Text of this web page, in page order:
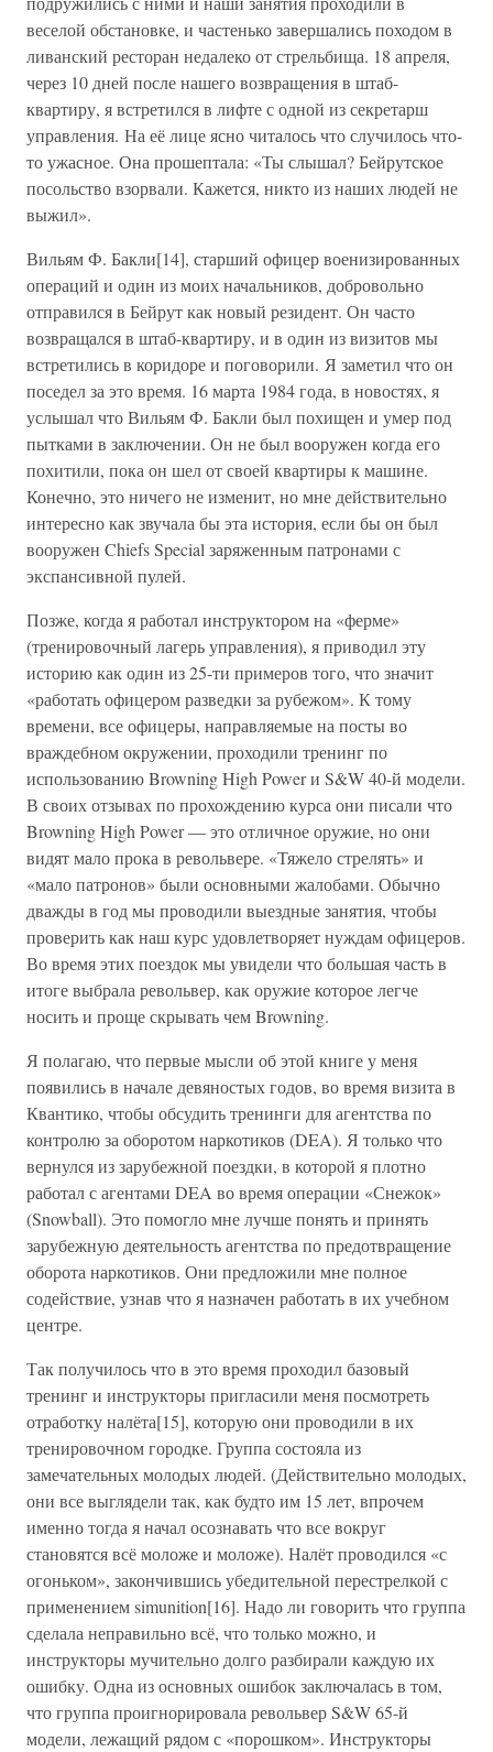
веселой обстановке, и частенько завершались походом в
ливанский ресторан недалеко от стрельбища. 18 апреля,
через 10 дней после нашего возвращения в штаб-
квартиру, я встретился в лифте с одной из секретарш
управления. На её лице ясно читалось что случилось что-
то ужасное. Она прошептала: «Ты слышал? Бейрутское
посольство взорвали. Кажется, никто из наших людей не
выжил».
Вильям Ф. Бакли[14], старший офицер военизированных
операций и один из моих начальников, добровольно
отправился в Бейрут как новый резидент. Он часто
возвращался в штаб-квартиру, и в один из визитов мы
встретились в коридоре и поговорили. Я заметил что он
поседел за это время. 16 марта 1984 года, в новостях, я
услышал что Вильям Ф. Бакли был похищен и умер под
пытками в заключении. Он не был вооружен когда его
похитили, пока он шел от своей квартиры к машине.
Конечно, это ничего не изменит, но мне действительно
интересно как звучала бы эта история, если бы он был
вооружен Chiefs Special заряженным патронами с
экспансивной пулей.
Позже, когда я работал инструктором на «ферме»
(тренировочный лагерь управления), я приводил эту
историю как один из 25-ти примеров того, что значит
«работать офицером разведки за рубежом». К тому
времени, все офицеры, направляемые на посты во
враждебном окружении, проходили тренинг по
использованию Browning High Power и S&W 40-й модели.
В своих отзывах по прохождению курса они писали что
Browning High Power — это отличное оружие, но они
видят мало прока в револьвере. «Тяжело стрелять» и
«мало патронов» были основными жалобами. Обычно
дважды в год мы проводили выездные занятия, чтобы
проверить как наш курс удовлетворяет нуждам офицеров.
Во время этих поездок мы увидели что большая часть в
итоге выбрала револьвер, как оружие которое легче
носить и проще скрывать чем Browning.
Я полагаю, что первые мысли об этой книге у меня
появились в начале девяностых годов, во время визита в
Квантико, чтобы обсудить тренинги для агентства по
контролю за оборотом наркотиков (DEA). Я только что
вернулся из зарубежной поездки, в которой я плотно
работал с агентами DEA во время операции «Снежок»
(Snowball). Это помогло мне лучше понять и принять
зарубежную деятельность агентства по предотвращение
оборота наркотиков. Они предложили мне полное
содействие, узнав что я назначен работать в их учебном
центре.
Так получилось что в это время проходил базовый
тренинг и инструкторы пригласили меня посмотреть
отработку налёта[15], которую они проводили в их
тренировочном городке. Группа состояла из
замечательных молодых людей. (Действительно молодых,
они все выглядели так, как будто им 15 лет, впрочем
именно тогда я начал осознавать что все вокруг
становятся всё моложе и моложе). Налёт проводился «с
огоньком», закончившись убедительной перестрелкой с
применением simunition[16]. Надо ли говорить что группа
сделала неправильно всё, что только можно, и
инструкторы мучительно долго разбирали каждую их
ошибку. Одна из основных ошибок заключалась в том,
что группа проигнорировала револьвер S&W 65-й
модели, лежащий рядом с «порошком». Инструкторы